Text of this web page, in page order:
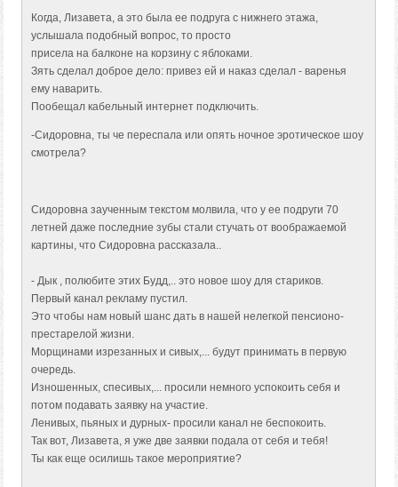
Когда, Лизавета, а это была ее подруга с нижнего этажа,
услышала подобный вопрос, то просто
присела на балконе на корзину с яблоками.
Зять сделал доброе дело: привез ей и наказ сделал - варенья
ему наварить.
Пообещал кабельный интернет подключить.
-Сидоровна, ты че переспала или опять ночное эротическое шоу
смотрела?
Сидоровна заученным текстом молвила, что у ее подруги 70
летней даже последние зубы стали стучать от воображаемой
картины, что Сидоровна рассказала..
- Дык , полюбите этих Будд,.. это новое шоу для стариков.
Первый канал рекламу пустил.
Это чтобы нам новый шанс дать в нашей нелегкой пенсионо-
престарелой жизни.
Морщинами изрезанных и сивых,... будут принимать в первую
очередь.
Изношенных, спесивых,... просили немного успокоить себя и
потом подавать заявку на участие.
Ленивых, пьяных и дурных- просили канал не беспокоить.
Так вот, Лизавета, я уже две заявки подала от себя и тебя!
Ты как еще осилишь такое мероприятие?